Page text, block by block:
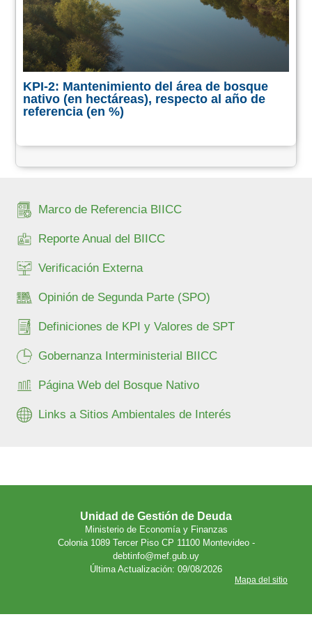
KPI-2: Mantenimiento del área de bosque
nativo (en hectáreas), respecto al año de
referencia (en %)
Marco de Referencia BIICC
Reporte Anual del BIICC
Verificación Externa
Opinión de Segunda Parte (SPO)
Definiciones de KPI y Valores de SPT
Gobernanza Interministerial BIICC
Página Web del Bosque Nativo
Links a Sitios Ambientales de Interés
Unidad de Gestión de Deuda
Ministerio de Economía y Finanzas
Colonia 1089 Tercer Piso CP 11100 Montevideo -
debtinfo@mef.gub.uy
Última Actualización: 09/08/2026
Mapa del sitio